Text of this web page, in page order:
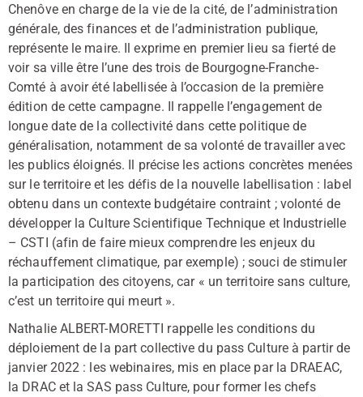
Chenôve en charge de la vie de la cité, de l’administration
générale, des finances et de l’administration publique,
représente le maire. Il exprime en premier lieu sa fierté de
voir sa ville être l’une des trois de Bourgogne-Franche-
Comté à avoir été labellisée à l’occasion de la première
édition de cette campagne. Il rappelle l’engagement de
longue date de la collectivité dans cette politique de
généralisation, notamment de sa volonté de travailler avec
les publics éloignés. Il précise les actions concrètes menées
sur le territoire et les défis de la nouvelle labellisation : label
obtenu dans un contexte budgétaire contraint ; volonté de
développer la Culture Scientifique Technique et Industrielle
– CSTI (afin de faire mieux comprendre les enjeux du
réchauffement climatique, par exemple) ; souci de stimuler
la participation des citoyens, car « un territoire sans culture,
c’est un territoire qui meurt ».
Nathalie ALBERT-MORETTI rappelle les conditions du
déploiement de la part collective du pass Culture à partir de
janvier 2022 : les webinaires, mis en place par la DRAEAC,
la DRAC et la SAS pass Culture, pour former les chefs